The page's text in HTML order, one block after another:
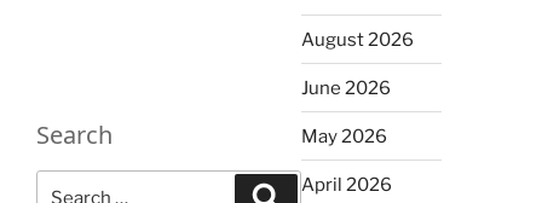
Search
Search
August 2026
June 2026
May 2026
April 2026